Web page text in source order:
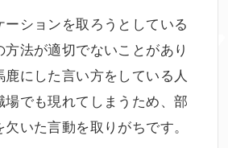
ションを取ろうとしている
法が適切でないことがあり
鹿にした言い方をしている人
でも現れてしまうため、部
欠いた言動を取りがちです。